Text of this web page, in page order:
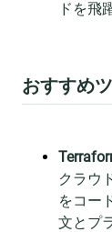
ドを飛
おすすめ
クラウ
をコー
文とプ